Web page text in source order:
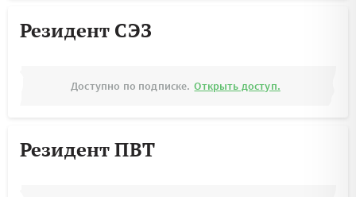
Резидент СЭЗ
Доступно по подписке. Открыть доступ.
Резидент ПВТ